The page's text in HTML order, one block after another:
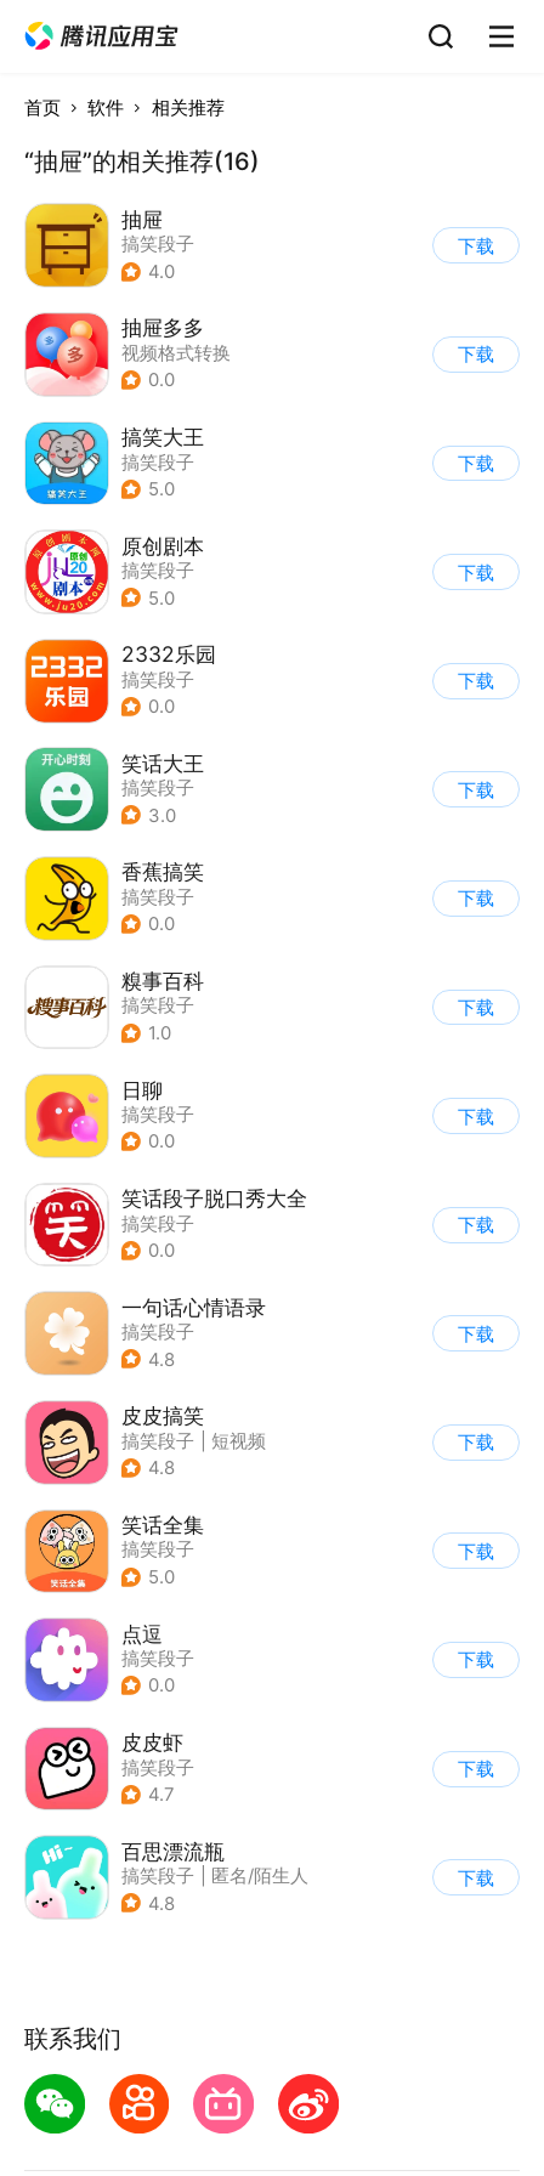
首页 软件 相关推荐
“抽屉”的相关推荐(16)
抽屉
搞笑段子
4.0
下载
抽屉多多
视频格式转换
0.0
下载
搞笑大王
搞笑段子
5.0
下载
原创剧本
搞笑段子
5.0
下载
2332乐园
搞笑段子
0.0
下载
笑话大王
搞笑段子
3.0
下载
香蕉搞笑
搞笑段子
0.0
下载
糗事百科
搞笑段子
1.0
下载
日聊
搞笑段子
0.0
下载
笑话段子脱口秀大全
搞笑段子
0.0
下载
一句话心情语录
搞笑段子
4.8
下载
皮皮搞笑
搞笑段子
短视频
4.8
下载
笑话全集
搞笑段子
5.0
下载
点逗
搞笑段子
0.0
下载
皮皮虾
搞笑段子
4.7
下载
百思漂流瓶
搞笑段子
匿名/陌生人
4.8
下载
联系我们